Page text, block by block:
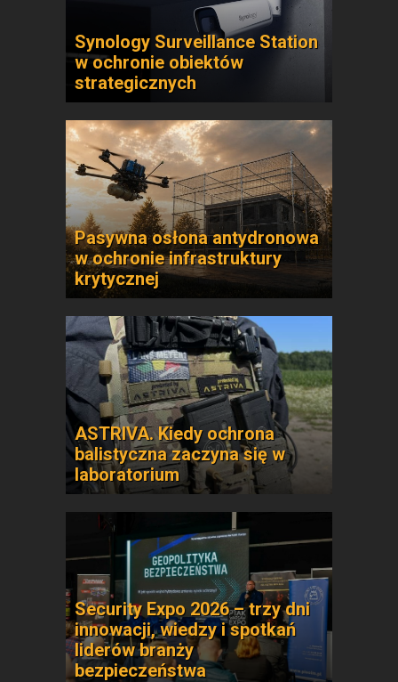
Synology Surveillance Station
w ochronie obiektów
strategicznych
Pasywna osłona antydronowa
w ochronie infrastruktury
krytycznej
ASTRIVA. Kiedy ochrona
balistyczna zaczyna się w
laboratorium
Security Expo 2026 – trzy dni
innowacji, wiedzy i spotkań
liderów branży
bezpieczeństwa